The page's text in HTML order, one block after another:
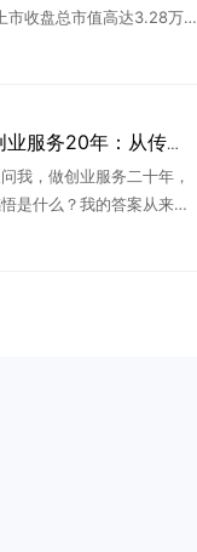
市收盘总市值高达3.28万
深耕AI创业服务20年：从传统互联网到新商业领跑者
我，做创业服务二十年，
是什么？我的答案从来不